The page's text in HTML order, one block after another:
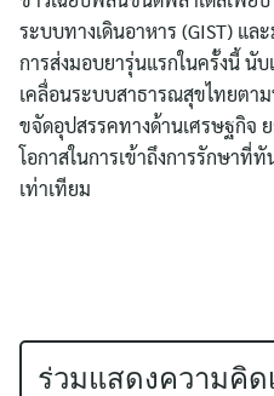
for:
ระบบทางเดินอาหาร (GIST) แล
การส่งมอบยารุ่นแรกในครั้งนี้ นั
เคลื่อนระบบสาธารณสุขไทยตา
ขจัดอุปสรรคทางด้านเศรษฐกิ
โอกาสในการเข้าถึงการรักษาที่
เท่าเทียม
ร่วมแสดงความคิด